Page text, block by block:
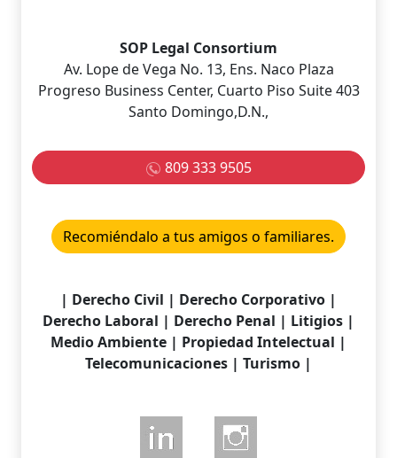
SOP Legal Consortium
Av. Lope de Vega No. 13, Ens. Naco Plaza
Progreso Business Center, Cuarto Piso Suite 403
Santo Domingo,D.N.,
809 333 9505
Recomiéndalo a tus amigos o familiares.
| Derecho Civil | Derecho Corporativo |
Derecho Laboral | Derecho Penal | Litigios |
Medio Ambiente | Propiedad Intelectual |
Telecomunicaciones | Turismo |